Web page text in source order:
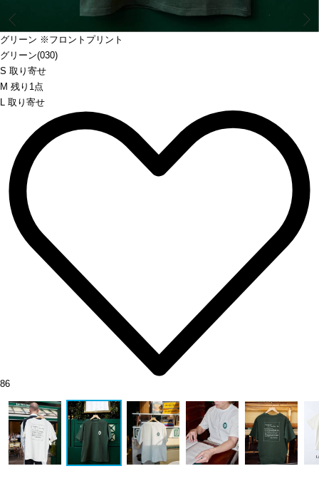
グリーン ※フロントプリント
グリーン(030)
S 取り寄せ
M 残り1点
L 取り寄せ
86